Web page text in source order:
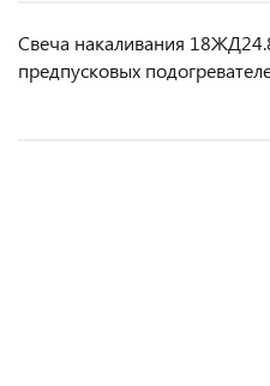
Свеча накаливания
предпусковых